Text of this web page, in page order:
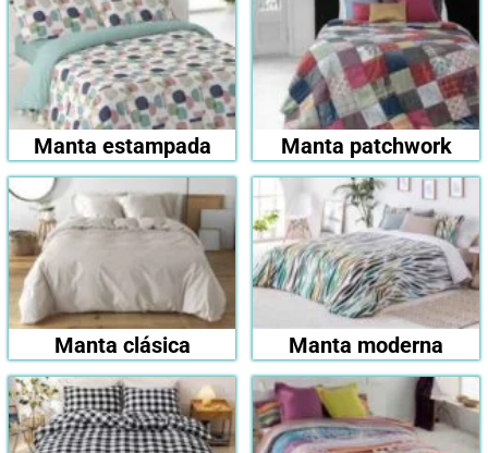
Manta estampada Manta patchwork
Manta clásica Manta moderna